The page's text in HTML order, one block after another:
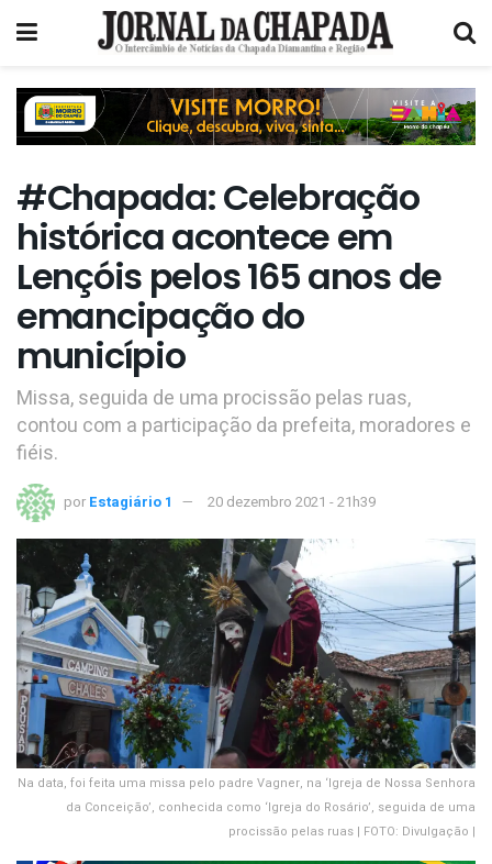
#Chapada: Celebração
histórica acontece em
Lençóis pelos 165 anos de
emancipação do
município
Missa, seguida de uma procissão pelas ruas,
contou com a participação da prefeita, moradores e
fiéis.
por Estagiário 1 20 dezembro 2021 - 21h39
Na data, foi feita uma missa pelo padre Vagner, na ‘Igreja de Nossa Senhora
da Conceição’, conhecida como ‘Igreja do Rosário’, seguida de uma
procissão pelas ruas | FOTO: Divulgação |